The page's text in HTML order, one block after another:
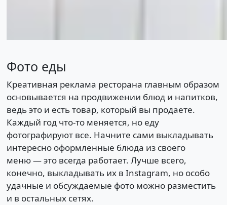
Фото еды
Креативная реклама ресторана главным образом
основывается на продвижении блюд и напитков,
ведь это и есть товар, который вы продаете.
Каждый год что-то меняется, но еду
фотографируют все. Начните сами выкладывать
интересно оформленные блюда из своего
меню — это всегда работает. Лучше всего,
конечно, выкладывать их в Instagram, но особо
удачные и обсуждаемые фото можно разместить
и в остальных сетях.